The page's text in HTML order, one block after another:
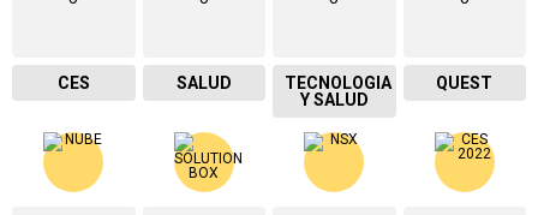
CES SALUD
TECNOLOGIA
Y SALUD
QUEST